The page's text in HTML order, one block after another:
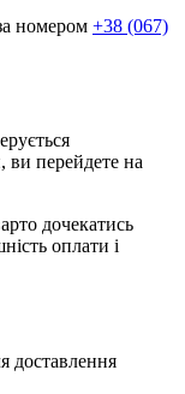
номером +38 (067)
ви перейдете на
дочекатись
оплати і
доставлення